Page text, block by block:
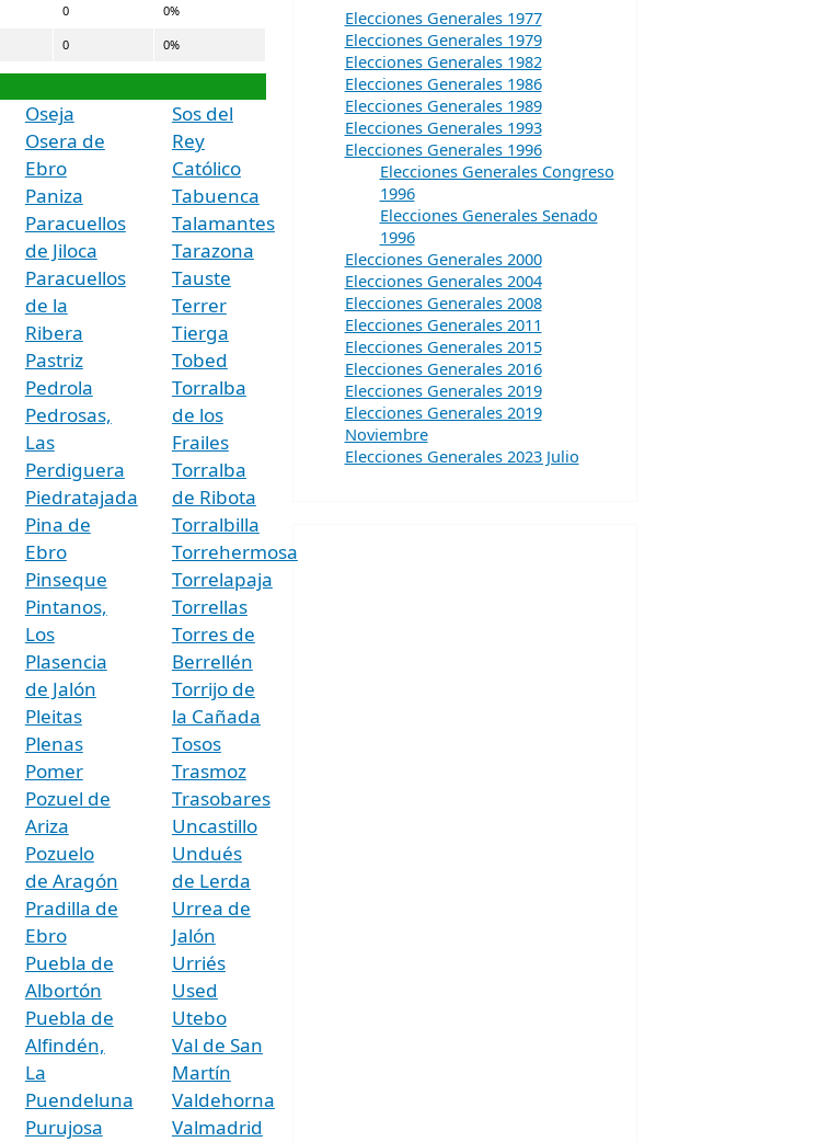
0 0%
0 0%
Oseja
Osera de
Ebro
Paniza
Paracuellos
de Jiloca
Paracuellos
de la
Ribera
Pastriz
Pedrola
Pedrosas,
Las
Perdiguera
Piedratajada
Pina de
Ebro
Pinseque
Pintanos,
Los
Plasencia
de Jalón
Pleitas
Plenas
Pomer
Pozuel de
Ariza
Pozuelo
de Aragón
Pradilla de
Ebro
Puebla de
Albortón
Puebla de
Alfindén,
La
Puendeluna
Purujosa
Sos del
Rey
Católico
Tabuenca
Talamantes
Tarazona
Tauste
Terrer
Tierga
Tobed
Torralba
de los
Frailes
Torralba
de Ribota
Torralbilla
Torrehermosa
Torrelapaja
Torrellas
Torres de
Berrellén
Torrijo de
la Cañada
Tosos
Trasmoz
Trasobares
Uncastillo
Undués
de Lerda
Urrea de
Jalón
Urriés
Used
Utebo
Val de San
Martín
Valdehorna
Valmadrid
Elecciones Generales 1977
Elecciones Generales 1979
Elecciones Generales 1982
Elecciones Generales 1986
Elecciones Generales 1989
Elecciones Generales 1993
Elecciones Generales 1996
Elecciones Generales Congreso
1996
Elecciones Generales Senado
1996
Elecciones Generales 2000
Elecciones Generales 2004
Elecciones Generales 2008
Elecciones Generales 2011
Elecciones Generales 2015
Elecciones Generales 2016
Elecciones Generales 2019
Elecciones Generales 2019
Noviembre
Elecciones Generales 2023 Julio